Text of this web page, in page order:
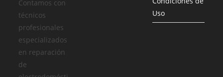
Contamos con
técnicos
profesionales
especializados
en reparación
de
Uso